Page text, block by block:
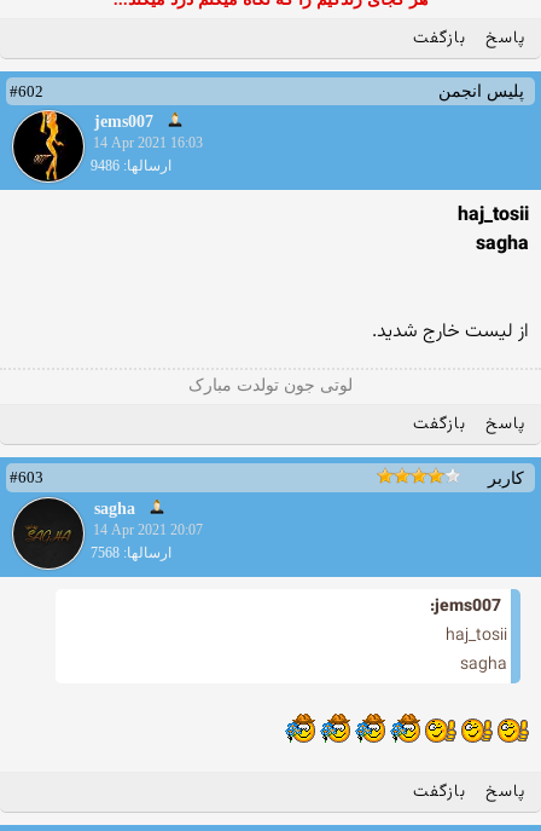
پاسخ بازگفت
پلیس انجمن
#602
jems007
14 Apr 2021 16:03
ارسالها: 9486
haj_tosii
sagha
از لیست خارج شدید.
لوتی جون تولدت مبارک
پاسخ بازگفت
کاربر
#603
sagha
14 Apr 2021 20:07
ارسالها: 7568
jems007:
haj_tosii
sagha
پاسخ بازگفت